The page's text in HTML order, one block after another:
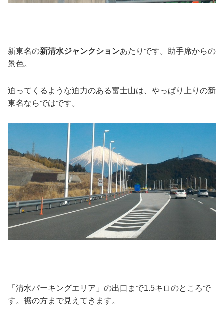
新東名の新清水ジャンクションあたりです。助手席からの
景色。
迫ってくるような迫力のある富士山は、やっぱり上りの新
東名ならではです。
「清水パーキングエリア」の出口まで1.5キロのところで
す。裾の方まで見えてきます。